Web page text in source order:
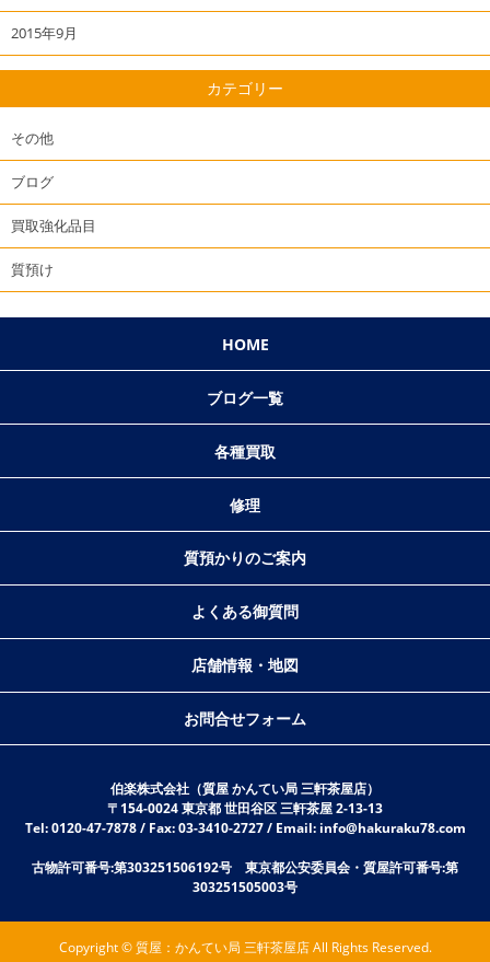
2015年9月
カテゴリー
その他
ブログ
買取強化品目
質預け
HOME
ブログ一覧
各種買取
修理
質預かりのご案内
よくある御質問
店舗情報・地図
お問合せフォーム
伯楽株式会社（質屋 かんてい局 三軒茶屋店）
〒154-0024 東京都 世田谷区 三軒茶屋 2-13-13
Tel: 0120-47-7878 / Fax: 03-3410-2727 / Email: info@hakuraku78.com
古物許可番号:第303251506192号 東京都公安委員会・質屋許可番号:第
303251505003号
Copyright © 質屋：かんてい局 三軒茶屋店 All Rights Reserved.